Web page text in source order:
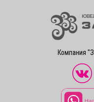
Компания